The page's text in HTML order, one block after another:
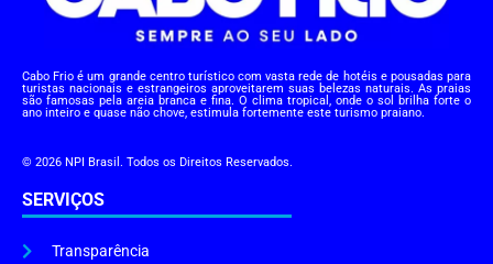
Cabo Frio é um grande centro turístico com vasta rede de hotéis e pousadas para
turistas nacionais e estrangeiros aproveitarem suas belezas naturais. As praias
são famosas pela areia branca e fina. O clima tropical, onde o sol brilha forte o
ano inteiro e quase não chove, estimula fortemente este turismo praiano.
© 2026 NPI Brasil. Todos os Direitos Reservados.
SERVIÇOS
Transparência